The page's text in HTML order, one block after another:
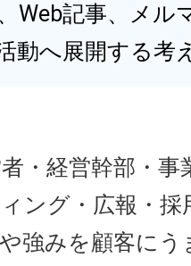
Web記事、メル
動へ展開する考
・経営幹部・事
ング・広報・採
強みを顧客に